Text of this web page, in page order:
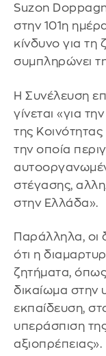
Suzon
στην 101η
κίνδυνο για
συμπληρώνει
Η Συνέλευση
γίνεται «για
της
την οποία
στέγασης,
στην Ελλάδα».
Παράλληλα, οι
ότι η
ζητήματα,
δικαίωμα στην
εκπαίδευση,
υπεράσπιση
αξιοπρέπειας».